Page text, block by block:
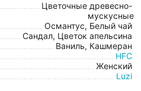
Цветочные древесно-
мускусные
Османтус, Белый чай
Сандал, Цветок апельсина
Ваниль, Кашмеран
HFC
Женский
Luzi